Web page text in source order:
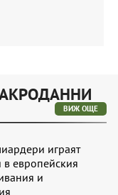
ВИЖ ОЩЕ
играят
европейския
и